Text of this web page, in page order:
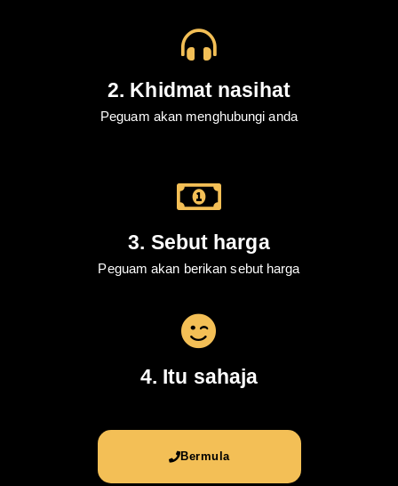
2. Khidmat nasihat
Peguam akan menghubungi anda
3. Sebut harga
Peguam akan berikan sebut harga
4. Itu sahaja
Bermula